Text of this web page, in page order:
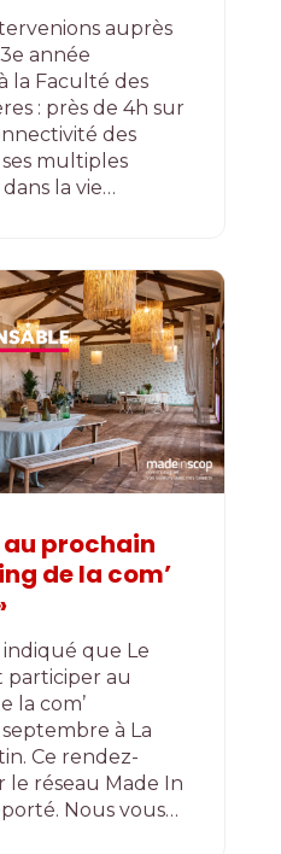
auprès
année
la Faculté des
: près de 4h sur
des
multiples
la vie…
prochain
de la com’
indiqué que Le
participer au
la com’
à La
Ce rendez-
le réseau Made In
Nous vous…